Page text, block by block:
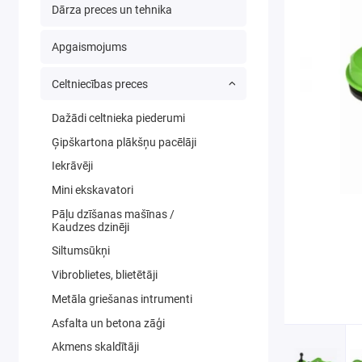
Dārza preces un tehnika
Apgaismojums
Celtniecības preces
Dažādi celtnieka piederumi
Ģipškartona plākšņu pacēlāji
Iekrāvēji
Mini ekskavatori
Pāļu dzīšanas mašīnas /
Kaudzes dzinēji
Siltumsūkņi
Vibroblietes, blietētāji
Metāla griešanas intrumenti
Asfalta un betona zāģi
Akmens skaldītāji